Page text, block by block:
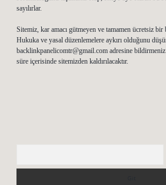
sayılırlar.
Sitemiz, kar amacı gütmeyen ve tamamen ücretsiz
Hukuka ve yasal düzenlemelere aykırı olduğunu
backlinkpanelicomtr@gmail.com adresine
süre içerisinde sitemizden kaldırılacaktır.